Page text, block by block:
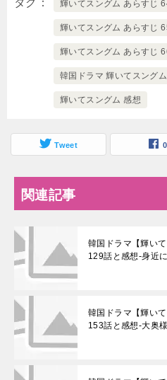
タグ 輝いてスングム あらすじ
輝いてスングム あらすじ
輝いてスングム あらすじ
韓国ドラマ 輝いてスングム
輝いてスングム 感想
Tweet 0
関連記事
韓国ドラマ【輝い
129話と感想-身近
韓国ドラマ【輝い
153話と感想-大奥